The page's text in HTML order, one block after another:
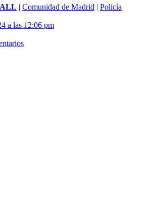
| Comunidad de Madrid | Policía
a las 12:06 pm